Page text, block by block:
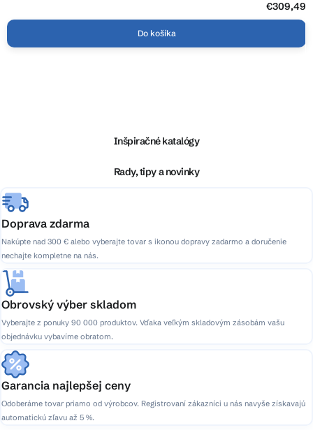
€309,49
Do košíka
e
Inšpiračné katalógy
Rady, tipy a novinky
Doprava zdarma
Nakúpte nad 300 € alebo vyberajte tovar s ikonou dopravy zadarmo a doručenie
nechajte kompletne na nás.
Obrovský výber skladom
Vyberajte z ponuky 90 000 produktov. Vďaka veľkým skladovým zásobám vašu
objednávku vybavíme obratom.
Garancia najlepšej ceny
Odoberáme tovar priamo od výrobcov. Registrovaní zákazníci u nás navyše získavajú
automatickú zľavu až 5 %.